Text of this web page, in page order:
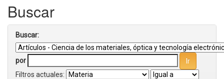
Buscar
Buscar:
por
Filtros actuales: